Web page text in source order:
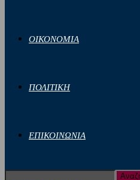
ΟΙΚΟΝΟΜΙΑ
ΠΟΛΙΤΙΚΗ
ΕΠΙΚΟΙΝΩΝΙΑ